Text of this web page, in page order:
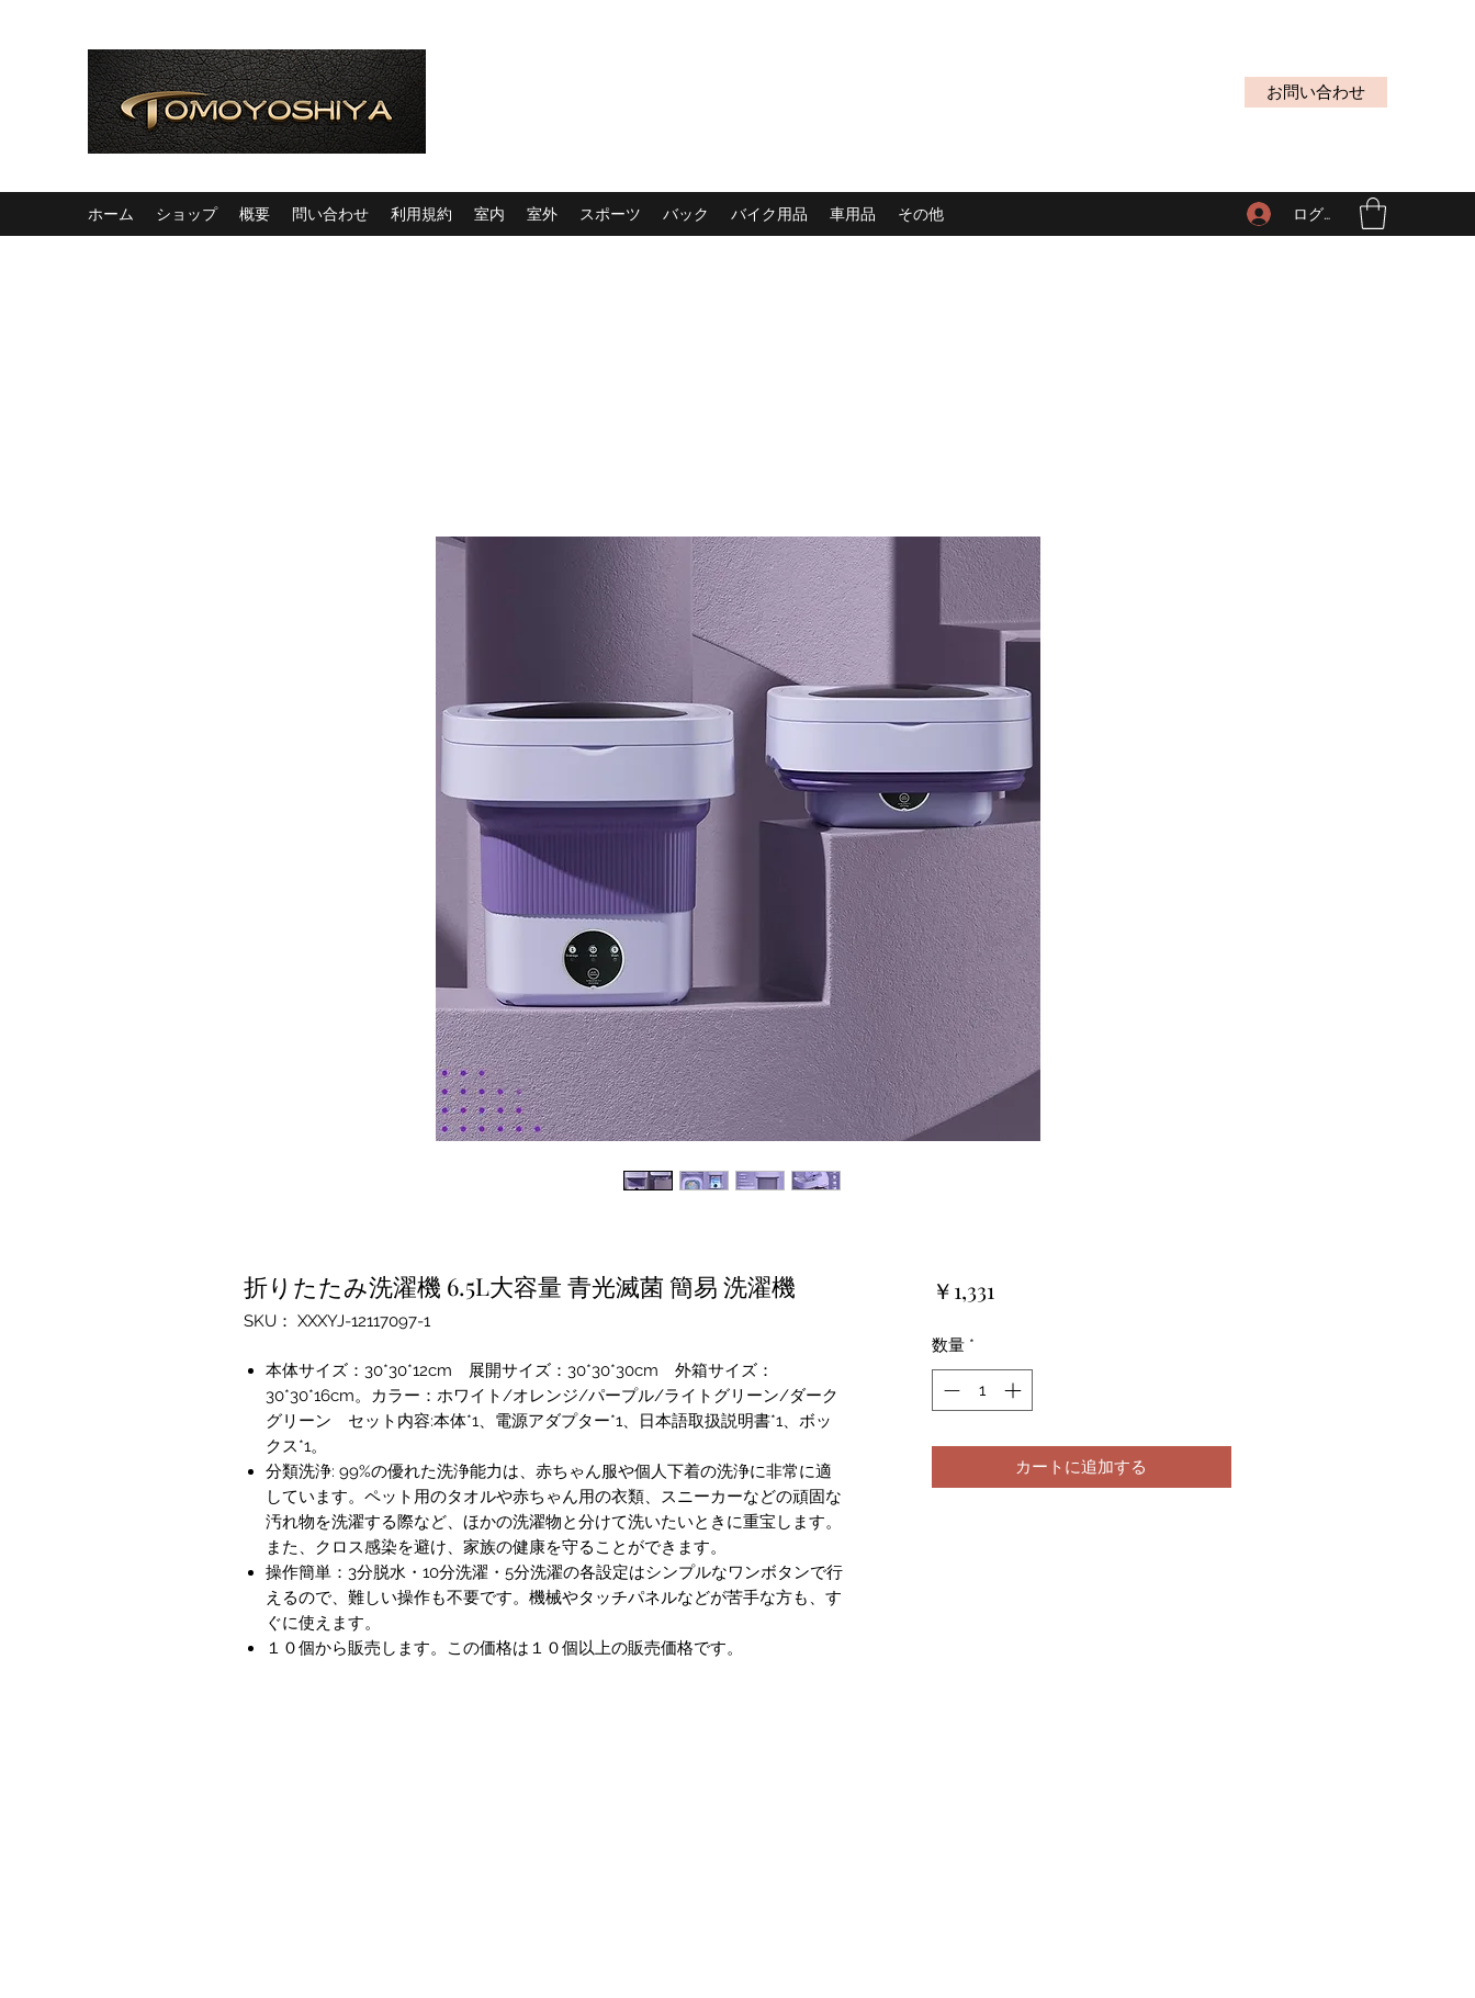
お問い合わせ
ホーム ショップ 概要 問い合わせ 利用規約 室内 室外 スポーツ バック バイク用品 車用品 その他 ログイン
折りたたみ洗濯機 6.5L大容量 青光滅菌 簡易 洗濯機
SKU： XXXYJ-12117097-1
本体サイズ：30*30*12cm 展開サイズ：30*30*30cm 外箱サイズ：
30*30*16cm。カラー：ホワイト/オレンジ/パープル/ライトグリーン/ダーク
グリーン セット内容:本体*1、電源アダプター*1、日本語取扱説明書*1、ボッ
クス*1。
分類洗浄: 99%の優れた洗浄能力は、赤ちゃん服や個人下着の洗浄に非常に適
しています。ペット用のタオルや赤ちゃん用の衣類、スニーカーなどの頑固な
汚れ物を洗濯する際など、ほかの洗濯物と分けて洗いたいときに重宝します。
また、クロス感染を避け、家族の健康を守ることができます。
操作簡単：3分脱水・10分洗濯・5分洗濯の各設定はシンプルなワンボタンで行
えるので、難しい操作も不要です。機械やタッチパネルなどが苦手な方も、す
ぐに使えます。
１０個から販売します。この価格は１０個以上の販売価格です。
￥1,331
数量 *
カートに追加する